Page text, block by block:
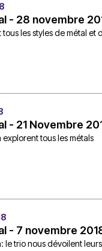
- 28 novembre
tous les styles de métal et
- 21 Novembre
tous les métals
- 7 novembre
le trio nous dévoilent